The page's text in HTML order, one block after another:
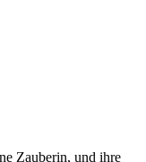
Zauberin, und ihre